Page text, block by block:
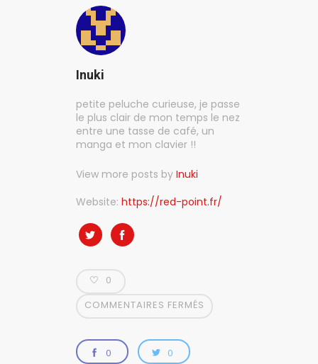
Inuki
petite peluche curieuse, je passe
le plus clair de mon temps le nez
entre une tasse de café, un
manga et mon clavier !!
View more posts by Inuki
Website: https://red-point.fr/
0
COMMENTAIRES FERMÉS
0 0